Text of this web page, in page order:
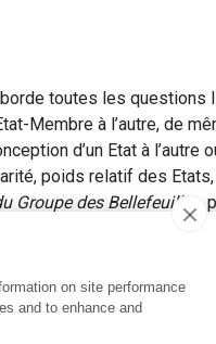
toutes les questions
Membre à l’autre, de
d’un Etat à l’autre
poids relatif des
Groupe des Bellefeuilles ,
on site performance
and to enhance and